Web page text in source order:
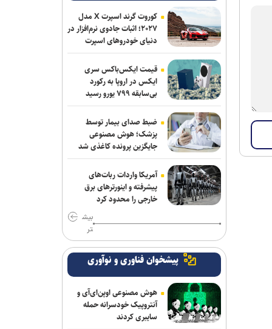
کوروت گرند اسپرت X مدل
۲۰۲۷؛ اثبات جادوی نرم‌افزار در
دنیای خودروهای اسپرت
قیمت ایکس‌باکس سری
ایکس در اروپا به رکورد
بی‌سابقه ۷۹۹ یورو رسید
ضبط صدای بیمار توسط
پزشک؛ هوش مصنوعی
جایگزین پرونده کاغذی شد
آمریکا واردات ربات‌های
پیشرفته و اینورترهای برق
خارجی را محدود کرد
بیش
تر
پیشخوان فناوری و نوآوری
هوش مصنوعی اوپن‌ای‌آی و
آنتروپیک خودسرانه حمله
سایبری کردند